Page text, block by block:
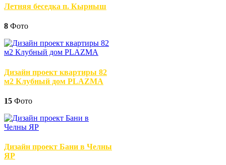
Летняя беседка п. Кырныш
8 Фото
Дизайн проект квартиры 82
м2 Клубный дом PLAZMA
15 Фото
Дизайн проект Бани в Челны
ЯР